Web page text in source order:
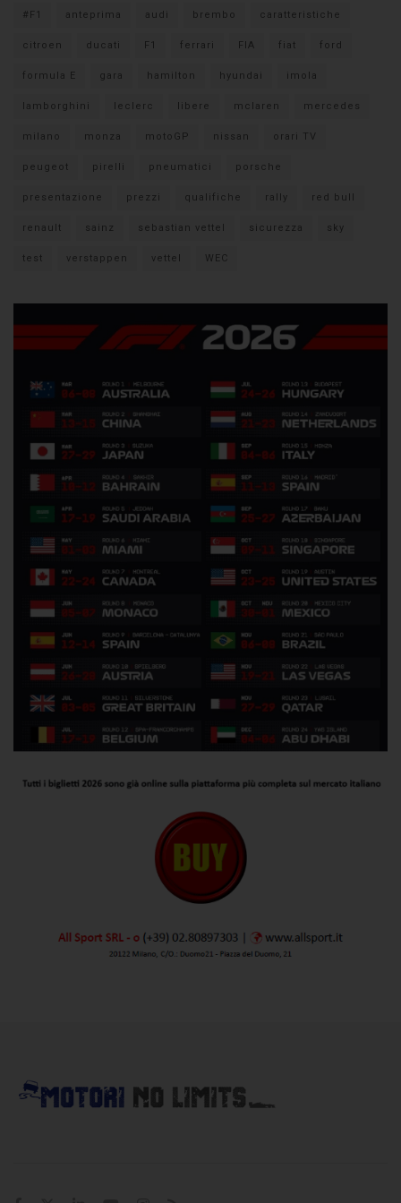
#F1 anteprima audi brembo caratteristiche
citroen ducati F1 ferrari FIA fiat ford
formula E gara hamilton hyundai imola
lamborghini leclerc libere mclaren mercedes
milano monza motoGP nissan orari TV
peugeot pirelli pneumatici porsche
presentazione prezzi qualifiche rally red bull
renault sainz sebastian vettel sicurezza sky
test verstappen vettel WEC